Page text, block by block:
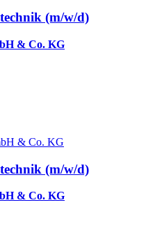
(m/w/d)
& Co. KG
(m/w/d)
& Co. KG